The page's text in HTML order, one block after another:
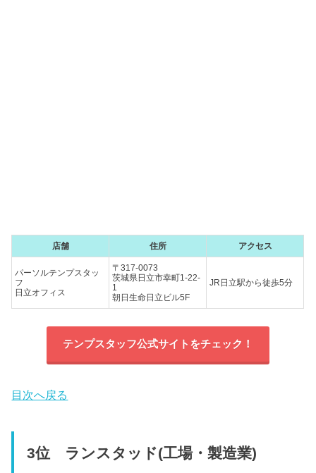
店舗 住所 アクセス
パーソルテンプスタッ
フ
日立オフィス
〒317-0073
茨城県日立市幸町1-22-
1
朝日生命日立ビル5F
JR日立駅から徒歩5分
テンプスタッフ公式サイトをチェック！
目次へ戻る
3位 ランスタッド(工場・製造業)